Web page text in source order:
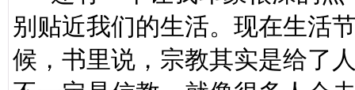
别贴近我们的生活。现在生活
候，书里说，宗教其实是给了